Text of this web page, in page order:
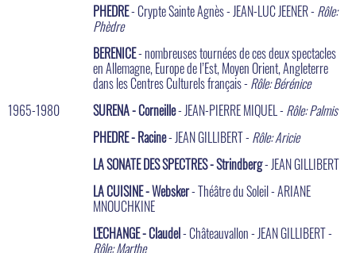
PHEDRE- Crypte Sainte Agnès - JEAN-LUC JEENER - Rôle:
Phèdre
BERENICE- nombreuses tournées de ces deux spectacles
en Allemagne, Europe de l’Est, Moyen Orient, Angleterre
dans les Centres Culturels français - Rôle: Bérénice
1965-1980
SURENA - Corneille- JEAN-PIERRE MIQUEL - Rôle: Palmis
PHEDRE - Racine- JEAN GILLIBERT - Rôle: Aricie
LA SONATE DES SPECTRES - Strindberg- JEAN GILLIBERT
LA CUISINE - Websker- Théâtre du Soleil - ARIANE
MNOUCHKINE
L'ECHANGE - Claudel- Châteauvallon - JEAN GILLIBERT -
Rôle: Marthe